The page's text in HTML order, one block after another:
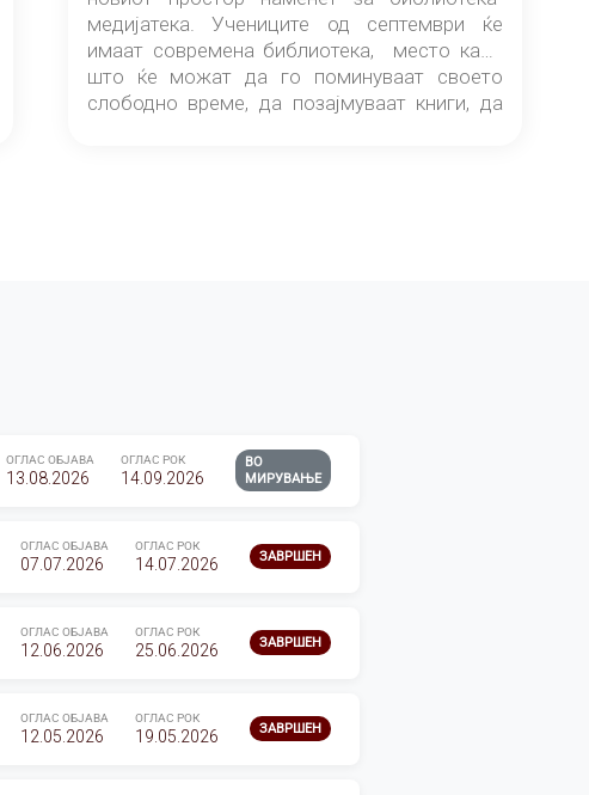
медијатека. Учениците од септември ќе
имаат современа библиотека, место каде
што ќе можат да го поминуваат своето
слободно време, да позајмуваат книги, да
ОГЛАС ОБЈАВА
13.08.2026
ОГЛАС РОК
14.09.2026
ВО
МИРУВАЊЕ
ОГЛАС ОБЈАВА
07.07.2026
ОГЛАС РОК
14.07.2026 ЗАВРШЕН
ОГЛАС ОБЈАВА
12.06.2026
ОГЛАС РОК
25.06.2026 ЗАВРШЕН
ОГЛАС ОБЈАВА
12.05.2026
ОГЛАС РОК
19.05.2026 ЗАВРШЕН